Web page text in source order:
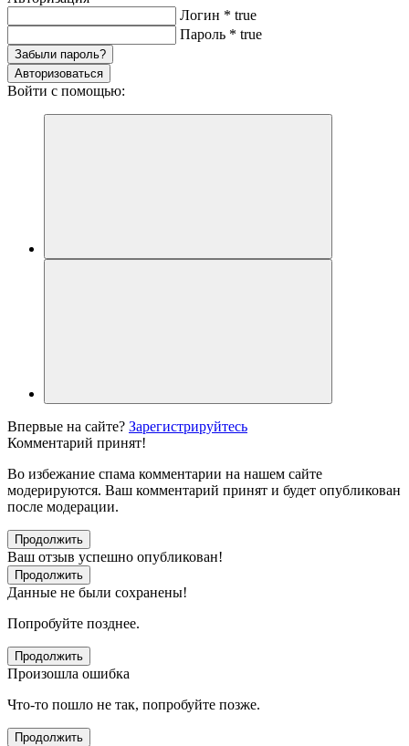
Логин * true
Пароль * true
Забыли пароль?
Авторизоваться
Войти с помощью:
Впервые на сайте? Зарегистрируйтесь
Комментарий принят!
Во избежание спама комментарии на нашем сайте
модерируются. Ваш комментарий принят и будет опубликован
после модерации.
Продолжить
Ваш отзыв успешно опубликован!
Продолжить
Данные не были сохранены!
Попробуйте позднее.
Продолжить
Произошла ошибка
Что-то пошло не так, попробуйте позже.
Продолжить